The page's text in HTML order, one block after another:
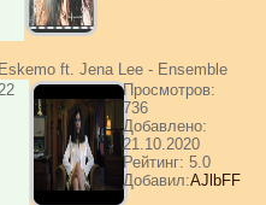
Eskemo ft. Jena Lee - Ensemble
Просмотров:
736
Добавлено:
21.10.2020
Рейтинг: 5.0
Добавил:AJlbFF